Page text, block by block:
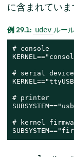
に含まれていま
例 29.1: udev ルー
# console
# serial
# printer
# kernel